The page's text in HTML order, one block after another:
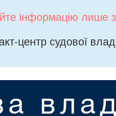
інформацію лише
центр судової